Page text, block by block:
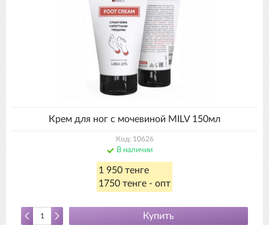
Крем для ног с мочевиной MILV 150мл
Код: 10626
В наличии
1 950 тенге
1750 тенге - опт
Купить